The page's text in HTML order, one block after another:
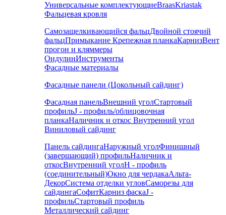
Универсальные комплектующиеBraasKriastak
Фальцевая кровля
Самозащелкивающийся фальцДвойной стоячий
фальцПримыкание Крепежная планкаКарнизВент
прогон и кляммеры
ОндулинИнструменты
Фасадные материалы
Фасадные панели (Цокольный сайдинг)
Фасадная панельВнешний уголСтартовый
профильJ - профиль/облицовочная
планкаНаличник и откос Внутренний угол
Виниловый сайдинг
Панель сайдингаНаружный уголФинишный
(завершающий) профильНаличник и
откосВнутренний уголH - профиль
(соединительный)Окно для чердакаАльта-
ДекорСистема отделки угловСаморезы для
сайдингаСофитКарниз фаскаJ -
профильСтартовый профиль
Металлический сайдинг